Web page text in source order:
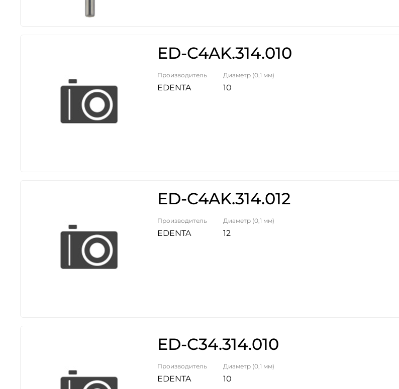
ED-C4AK.314.010
Производитель
EDENTA
Диаметр (0,1 мм)
10
ED-C4AK.314.012
Производитель
EDENTA
Диаметр (0,1 мм)
12
ED-C34.314.010
Производитель
EDENTA
Диаметр (0,1 мм)
10